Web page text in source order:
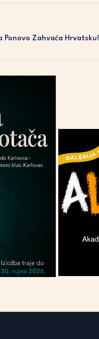
Ponovo Zahvaća Hrvatsku!